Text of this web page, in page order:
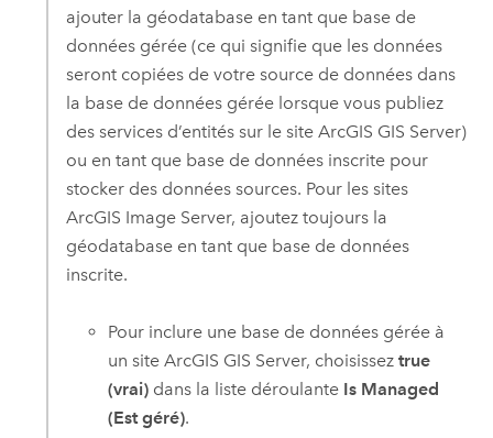
ajouter la géodatabase en tant que base de
données gérée (ce qui signifie que les données
seront copiées de votre source de données dans
la base de données gérée lorsque vous publiez
des services d’entités sur le site ArcGIS GIS Server)
ou en tant que base de données inscrite pour
stocker des données sources. Pour les sites
ArcGIS Image Server, ajoutez toujours la
géodatabase en tant que base de données
inscrite.
Pour inclure une base de données gérée à
un siteArcGIS GIS Server, choisisseztrue
(vrai) dans la liste déroulante Is Managed
(Est géré).